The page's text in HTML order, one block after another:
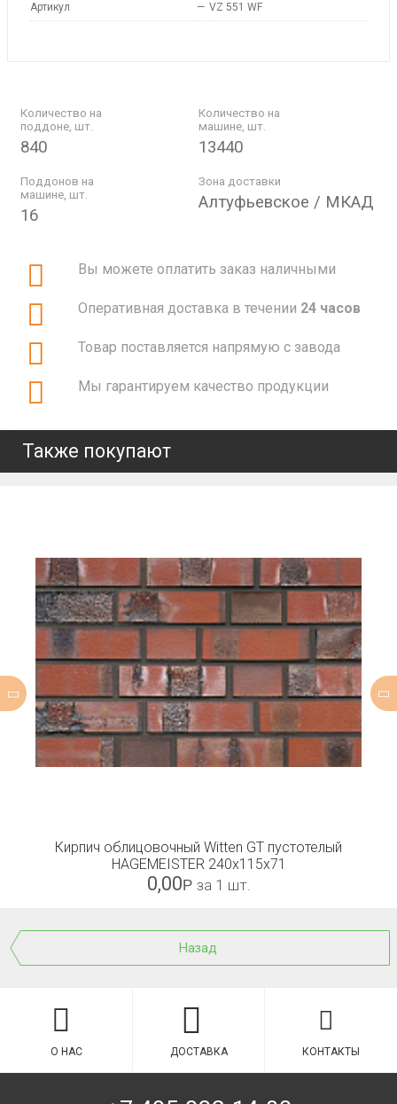
Артикул — VZ 551 WF
Количество на
поддоне, шт.
840
Количество на
машине, шт.
13440
Поддонов на
машине, шт.
16
Зона доставки
Алтуфьевское / МКАД
Вы можете оплатить заказ наличными
Оперативная доставка в течении 24 часов
Товар поставляется напрямую с завода
Мы гарантируем качество продукции
Также покупают
Кирпич облицовочный Witten GT пустотелый
HAGEMEISTER 240x115x71
0,00Р за 1 шт.
Назад
О НАС ДОСТАВКА КОНТАКТЫ